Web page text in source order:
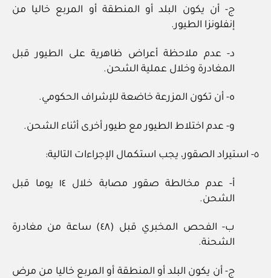
ج- أن يكون البلد أو المنطقة أو المربع خاليا من
إنفلونزا الطيور.
د- عدم ملاحظة أعراض ظاهرية على الطيور قبل
المغادرة وخلال عملية الشحن.
ه- أن تكون المزرعة خاضعة للإشراف الحكومي.
و- عدم اختلاط الطيور مع طيور أخرى أثناء الشحن.
٥- استيراد الصقور، يجب استكمال الإجراءات التالية:
أ- عدم مخالطة صقور مصابة خلال ١٤ يوما قبل
الشحن.
ب- الفحص المخبري قبل (٤٨) ساعة من مغادرة
الشحنة.
ج- أن يكون البلد أو المنطقة أو المربع خاليا من مرض